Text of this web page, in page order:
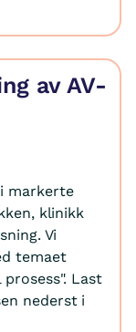
av AV-
markerte
klinikk
Vi
temaet
Last
nederst i